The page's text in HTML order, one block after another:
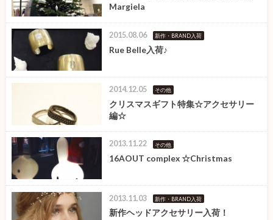
Margiela
2015.08.06 新作・BRAND入荷
Rue Belle入荷♪
2014.12.05 その他
クリスマスギフト特集☆アクセサリー
編☆
2013.11.22 その他
16AOUT complex ☆Christmas
2013.11.03 新作・BRAND入荷
新作ヘッドアクセサリー入荷！